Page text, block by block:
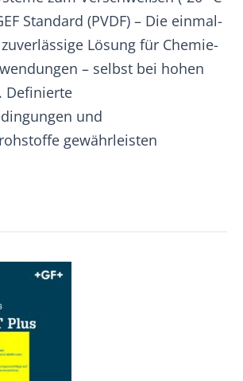
Standard (PVDF) – Die einmal-
Lösung für Chemie-
– selbst bei hohen
Definierte
und
gewährleisten